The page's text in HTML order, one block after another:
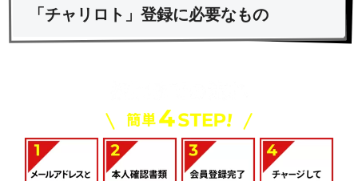
「チャリロト」登録に必要なもの